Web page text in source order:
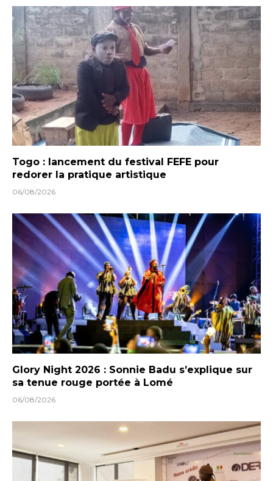
Togo : lancement du festival FEFE pour
redorer la pratique artistique
06/08/2026
Glory Night 2026 : Sonnie Badu s’explique sur
sa tenue rouge portée à Lomé
06/08/2026